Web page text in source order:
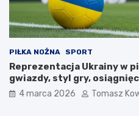
PIŁKA NOŻNA SPORT
Reprezentacja Ukrainy w
gwiazdy, styl gry,
4 marca 2026 Tomasz